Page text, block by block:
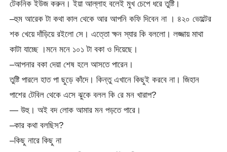
টেকনিক ইউজ করুন। ইয়া আল্লাহ বলেই মুখ চেপে ধরে তুষ্টি।
–হুম আরেক টা কথা কাল থেকে আর আপনি কফি দিবেন না । ৪২০ ভোল্টের
শক খেয়ে দাঁড়িয়ে রইলো সে। এত্তো ক্ষন স্যার কি বললো। লজ্জায় মাথা
কাটা যাচ্ছে ।মনে মনে ১০১ টা বকা ও দিয়েছে।
–আপনার বকা দেয়া শেষ হলে আসতে পারেন।
তুষ্টি পারলে হাত পা ছুড়ে কাঁদে। কিন্তু এখানে কিছুই করবে না। জিহান
পাশের টেবিল থেকে এসে ঝুকে বলল কি রে মন খারাপ?
— উহু। অই বদ লোক আমার মন পড়তে পারে।
–কার কথা বলছিস?
–কিছু নারে কিছু না